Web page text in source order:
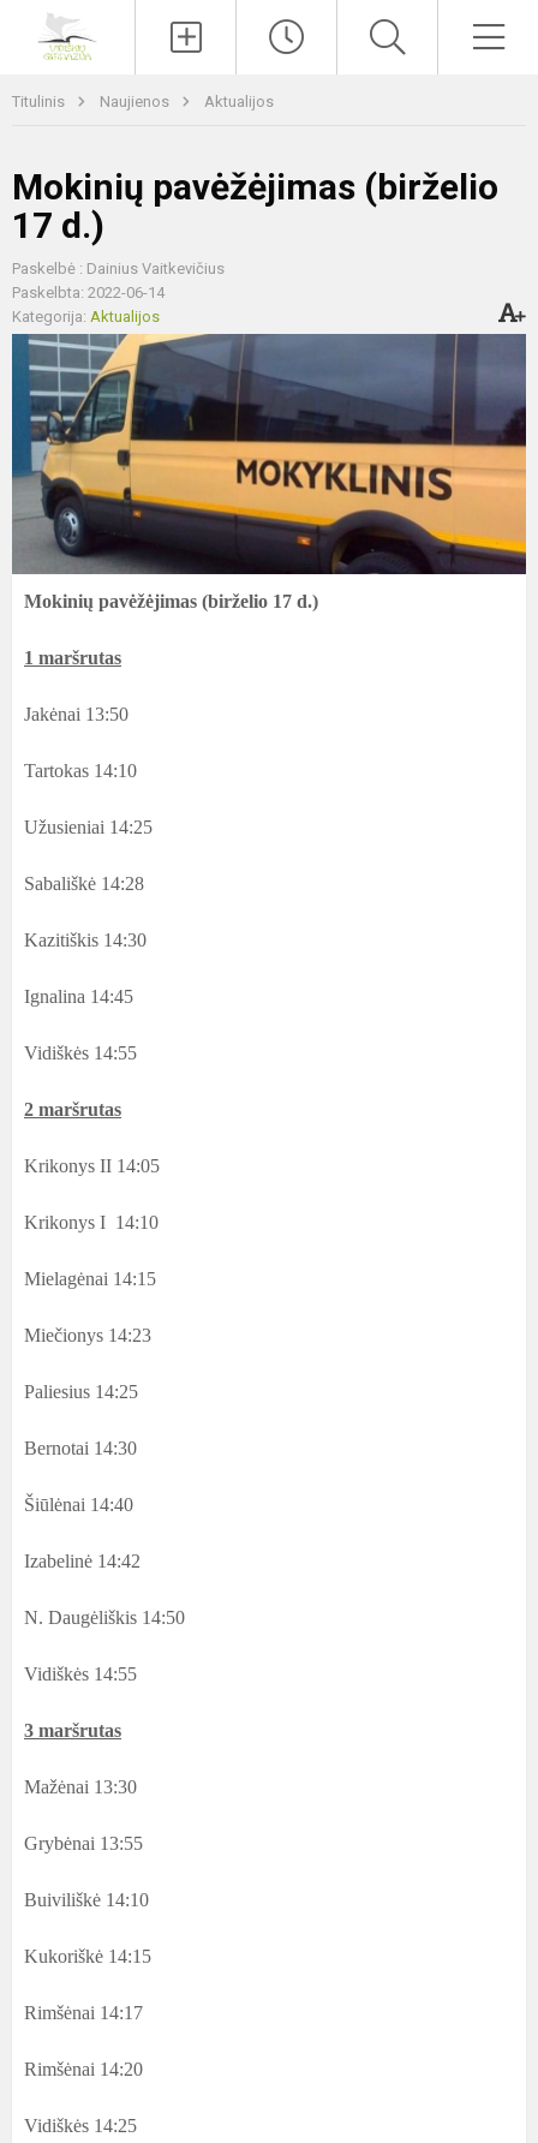
Titulinis Naujienos Aktualijos
Mokinių pavėžėjimas (birželio
17 d.)
Paskelbė : Dainius Vaitkevičius
Paskelbta: 2022-06-14
Kategorija: Aktualijos
Mokinių pavėžėjimas (birželio 17 d.)
1 maršrutas
Jakėnai 13:50
Tartokas 14:10
Užusieniai 14:25
Sabališkė 14:28
Kazitiškis 14:30
Ignalina 14:45
Vidiškės 14:55
2 maršrutas
Krikonys II 14:05
Krikonys I 14:10
Mielagėnai 14:15
Miečionys 14:23
Paliesius 14:25
Bernotai 14:30
Šiūlėnai 14:40
Izabelinė 14:42
N. Daugėliškis 14:50
Vidiškės 14:55
3 maršrutas
Mažėnai 13:30
Grybėnai 13:55
Buiviliškė 14:10
Kukoriškė 14:15
Rimšėnai 14:17
Rimšėnai 14:20
Vidiškės 14:25